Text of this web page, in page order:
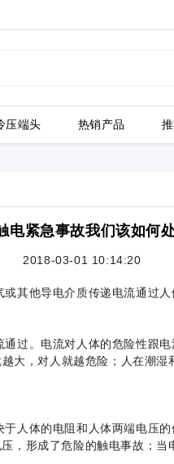
压端头 热销产品
上海有乐
电紧急事故我们该如何
2018-03-01 10:14:20
其他导电介质传递电流通过
过。电流对人体的危险性跟
大，对人就越危险；人在潮
人体的电阻和人体两端电压
，形成了危险的触电事故；